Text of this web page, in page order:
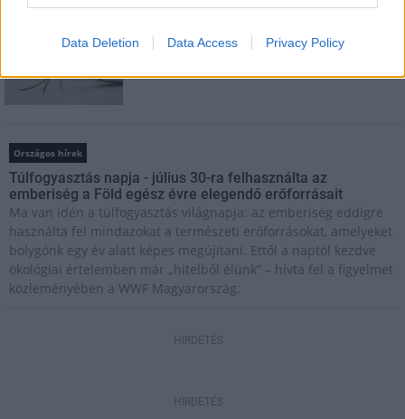
Data Deletion Data Access Privacy Policy
szúnyogirtás
A lakosságra is fontos szerep hárul a
Országos hírek
Túlfogyasztás napja - július 30-ra felhasználta az
emberiség a Föld egész évre elegendő erőforrásait
Ma van idén a túlfogyasztás világnapja: az emberiség eddigre
használta fel mindazokat a természeti erőforrásokat, amelyeket
bolygónk egy év alatt képes megújítani. Ettől a naptól kezdve
ökológiai értelemben már „hitelből élünk” – hívta fel a figyelmet
közleményében a WWF Magyarország.
HIRDETÉS
HIRDETÉS